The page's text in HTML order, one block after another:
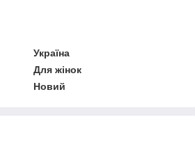
Україна
Для жінок
Новий